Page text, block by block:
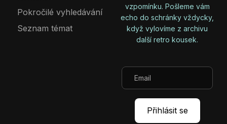
Pokročilé vyhledávání
Seznam témat
vzpomínku. Pošleme vám
echo do schránky vždycky,
když vylovíme z archivu
další retro kousek.